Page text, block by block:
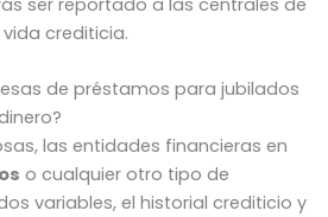
ser reportado a las centrales de
crediticia.
de préstamos para jubilados
las entidades financieras en
o cualquier otro tipo de
variables, el historial crediticio y